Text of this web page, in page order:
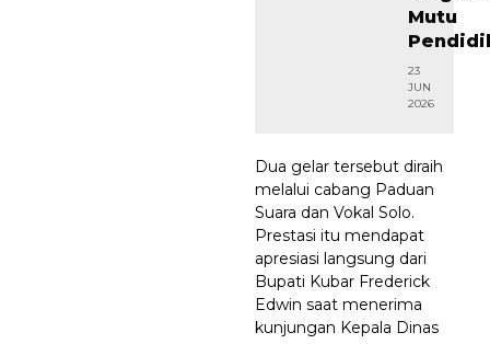
Mutu
23
JUN
2026
Dua gelar tersebut diraih
melalui cabang Paduan
Suara dan Vokal Solo.
Prestasi itu mendapat
apresiasi langsung dari
Bupati Kubar Frederick
Edwin saat menerima
kunjungan Kepala Dinas